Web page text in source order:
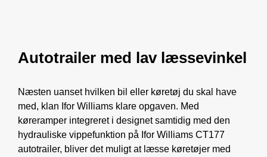
Autotrailer med lav læssevinkel
Næsten uanset hvilken bil eller køretøj du skal have
med, klan Ifor Williams klare opgaven. Med
køreramper integreret i designet samtidig med den
hydrauliske vippefunktion på Ifor Williams CT177
autotrailer, bliver det muligt at læsse køretøjer med